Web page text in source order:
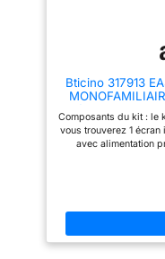
Bticino 317913
7"
Composants du kit : le
vous trouverez 1
avec alimentation
Moniteur intérieur :
ouverture portail,
caméra Volume
réglables (dimensions